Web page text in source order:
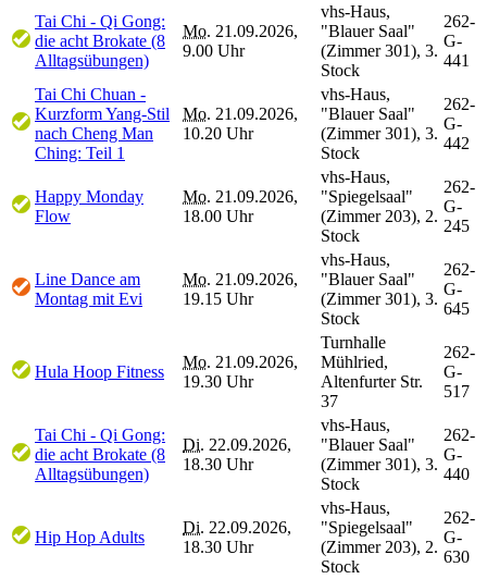
Tai Chi - Qi Gong:
die acht Brokate (8
Alltagsübungen)
Mo. 21.09.2026,
9.00 Uhr
vhs-Haus,
"Blauer Saal"
(Zimmer 301), 3.
Stock
262-
G-
441
Tai Chi Chuan -
Kurzform Yang-Stil
nach Cheng Man
Ching: Teil 1
Mo. 21.09.2026,
10.20 Uhr
vhs-Haus,
"Blauer Saal"
(Zimmer 301), 3.
Stock
262-
G-
442
Happy Monday
Flow
Mo. 21.09.2026,
18.00 Uhr
vhs-Haus,
"Spiegelsaal"
(Zimmer 203), 2.
Stock
262-
G-
245
Line Dance am
Montag mit Evi
Mo. 21.09.2026,
19.15 Uhr
vhs-Haus,
"Blauer Saal"
(Zimmer 301), 3.
Stock
262-
G-
645
Hula Hoop Fitness
Mo. 21.09.2026,
19.30 Uhr
Turnhalle
Mühlried,
Altenfurter Str.
37
262-
G-
517
Tai Chi - Qi Gong:
die acht Brokate (8
Alltagsübungen)
Di. 22.09.2026,
18.30 Uhr
vhs-Haus,
"Blauer Saal"
(Zimmer 301), 3.
Stock
262-
G-
440
Hip Hop Adults
Di. 22.09.2026,
18.30 Uhr
vhs-Haus,
"Spiegelsaal"
(Zimmer 203), 2.
Stock
262-
G-
630